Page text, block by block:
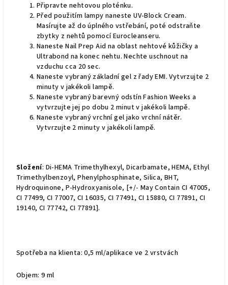
Připravte nehtovou ploténku.
Před použitím lampy naneste UV-Block Cream.
Masírujte až do úplného vstřebání, poté odstraňte
zbytky z nehtů pomocí Eurocleanseru.
Naneste Nail Prep Aid na oblast nehtové kůžičky a
Ultrabond na konec nehtu. Nechte uschnout na
vzduchu cca 20 sec.
Naneste vybraný základní gel z řady EMI. Vytvrzujte 2
minuty v jakékoli lampě.
Naneste vybraný barevný odstín Fashion Weeks a
vytvrzujte jej po dobu 2 minut v jakékoli lampě.
Naneste vybraný vrchní gel jako vrchní nátěr.
Vytvrzujte 2 minuty v jakékoli lampě.
Složení: Di-HEMA Trimethylhexyl, Dicarbamate, HEMA, Ethyl
Trimethylbenzoyl, Phenylphosphinate, Silica, BHT,
Hydroquinone, P-Hydroxyanisole, [+/- May Contain CI 47005,
CI 77499, CI 77007, CI 16035, CI 77491, CI 15880, CI 77891, CI
19140, CI 77742, CI 77891].
Spotřeba na klienta: 0,5 ml/aplikace ve 2 vrstvách
Objem: 9 ml